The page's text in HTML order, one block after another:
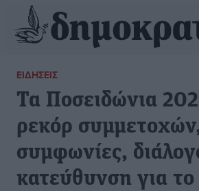
ΕΙΔΉΣΕΙΣ
Τα Ποσειδώνια
ρεκόρ
συμφωνίες,
κατεύθυνση για